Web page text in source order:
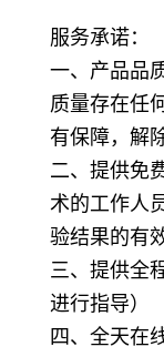
服务承诺：
一、产品品
质量存在任
有保障，解
二、提供免
术的工作人
验结果的有
三、提供全
进行指导）
四、全天在